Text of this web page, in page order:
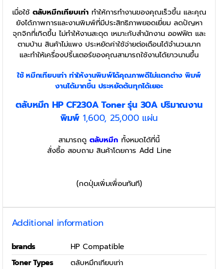
เมื่อใช้ ตลับหมึกเทียบเท่าทำให้การทำงานของคุณเร็วขึ้น และคุณ
ยังได้ภาพการและงานพิมพ์ที่มีประสิทธิภาพยอดเยี่ยม ลดปัญหา
จุกจิกที่เกิดขึ้น ไม่ทำให้งานสะดุด เหมาะกับสำนักงาน ออฟฟิต และ
ตามบ้าน สินค้าไม่แพง ประหยัดค่าใช้จ่ายต่อเดือนได้จำนวนมาก
และทำให้เครื่องปริ้นเตอร์ของคุณสามารถใช้งานได้ยาวนานขึ้น
ใช้ หมึกเทียบเท่า ทำให้งานพิมพ์ได้คุณภาพดีไม่แตกต่าง พิมพ์
งานได้มากขึ้น ประหยัดต้นทุกได้เยอะ
ตลับหมึก HP CF230A Toner รุ่น 30A ปริมาณงาน
พิมพ์ 1,600, 25,000 แผ่น
สามารถดู ตลับหมึก ทั้งหมดได้ที่นี้
สั่งซื้อ สอบถาม สินค้าโดยการ Add Line
(กดปุ่มเพิ่มเพื่อนทันที)
Additional information
brands
HP Compatible
Toner Types
ตลับหมึกเทียบเท่า